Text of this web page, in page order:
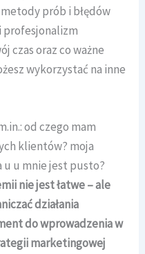
prób i błędów
profesjonalizm
czas oraz co ważne
wykorzystać na inne
od czego mam
klientów? moja
u u mnie jest pusto?
nie jest łatwe – ale
działania
do wprowadzenia w
marketingowej